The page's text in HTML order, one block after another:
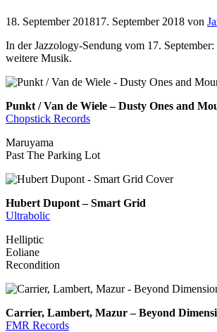
18. September 201817. September 2018 von
In der Jazzology-Sendung vom 17. September:
weitere Musik.
Punkt / Van de Wiele – Dusty Ones and
Chopstick Records
Maruyama
Past The Parking Lot
Hubert Dupont – Smart Grid
Ultrabolic
Helliptic
Eoliane
Recondition
Carrier, Lambert, Mazur – Beyond
FMR Records